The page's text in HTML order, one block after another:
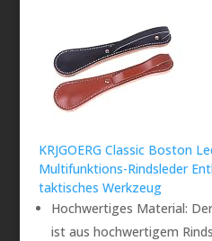
KRJGOERG Classic Boston
Multifunktions-Rindsleder
taktisches Werkzeug
Hochwertiges Material:
ist aus hochwertigem